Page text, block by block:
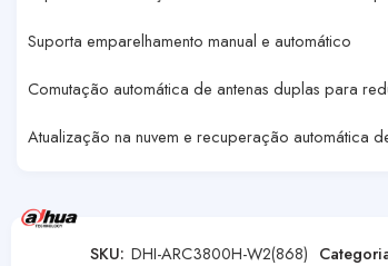
Suporta emparelhamento manual e automático
Comutação automática de antenas duplas para
Atualização na nuvem e recuperação automática
SKU: DHI-ARC3800H-W2(868)